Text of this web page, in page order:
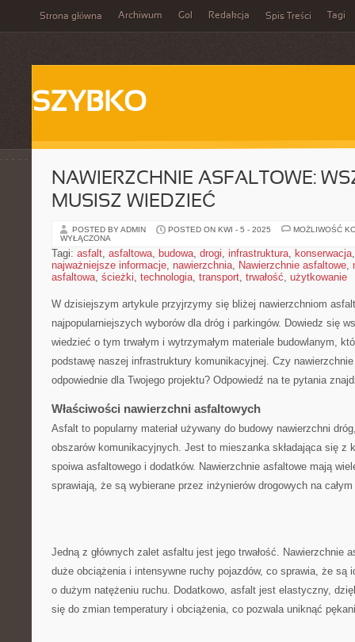
Strona główna Archiwum Gol Redakcja Spis Treści Tagi
SZYBKO
NAWIERZCHNIE ASFALTOWE:
MUSISZ WIEDZIEĆ
POSTED BY ADMIN POSTED ON KWI - 5 - 2025
MOŻLIWOŚĆ
WYŁĄCZONA
Tagi: asfalt, asfaltowa, budowa, drogi, infrastruktura, konserwacja
najważniejsze informacje, nawierzchnia, Nawierzchnie asfaltowe,
asfaltowa, ścieżki, technologia, transport, trwałość, użytkowanie
W dzisiejszym artykule przyjrzymy się bliżej nawierzchniom​
najpopularniejszych wyborów dla dróg i parkingów. Dowiedz się
wiedzieć o tym trwałym i wytrzymałym materiale budowlanym,
podstawę naszej infrastruktury komunikacyjnej. Czy
odpowiednie dla‌ Twojego projektu? Odpowiedź na te pytania
Właściwości nawierzchni asfaltowych
Asfalt to popularny⁢ materiał używany do budowy nawierzchni
obszarów komunikacyjnych. ‍Jest to mieszanka ‌składająca⁣ się z
spoiwa​ asfaltowego i dodatków. Nawierzchnie asfaltowe mają
sprawiają, że są wybierane przez inżynierów drogowych ‌na
Jedną z głównych zalet asfaltu jest jego trwałość. Nawierzchnie
duże obciążenia i intensywne ruchy pojazdów, co sprawia,⁣ że są
o dużym natężeniu ruchu. Dodatkowo, asfalt jest elastyczny,
się do zmian temperatury i obciążenia, co ⁣pozwala uniknąć